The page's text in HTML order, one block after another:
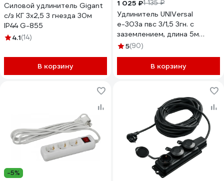
Силовой удлинитель Gigant
с/з КГ 3x2,5 3 гнезда 30м
IP44 G-855
4.1(14)
В корзину
1 025 ₽1 135 ₽
Удлинитель UNIVersal
е-303а пвс 3/1,5 3гн. с
заземлением, длина 5м
(еврослот) 1723
5(90)
В корзину
-5%